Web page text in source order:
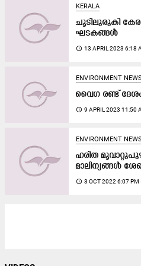
KERALA
ചൂടിലുരുകി
ഘടകങ്ങൾ
access_time 13 APRIL 2023 6:18
ENVIRONMENT NEWS
വൈഗ രണ്ട് ദേശം
access_time 9 APRIL 2023 11:50
ENVIRONMENT NEWS
ഹരിത
മാലിന്യങ്ങൾ
access_time 3 OCT 2022 6:07 PM